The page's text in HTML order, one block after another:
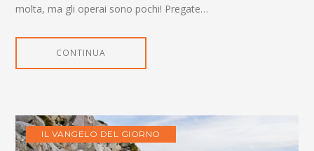
molta, ma gli operai sono pochi! Pregate…
CONTINUA
IL VANGELO DEL GIORNO